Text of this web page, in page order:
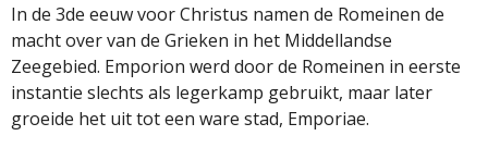
In de 3de eeuw voor Christus namen de Romeinen de
macht over van de Grieken in het Middellandse
Zeegebied. Emporion werd door de Romeinen in eerste
instantie slechts als legerkamp gebruikt, maar later
groeide het uit tot een ware stad, Emporiae.